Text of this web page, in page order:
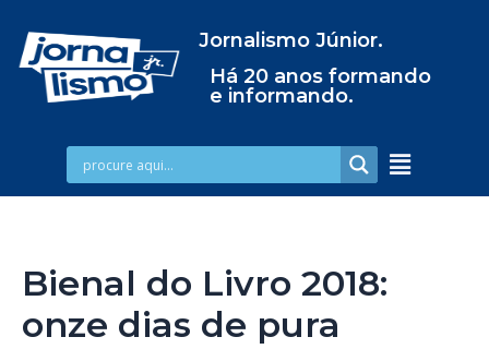
Jornalismo Júnior.
Há 20 anos formando
e informando.
Bienal do Livro 2018:
onze dias de pura